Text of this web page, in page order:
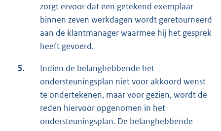
zorgt ervoor dat een getekend exemplaar
binnen zeven werkdagen wordt geretourneerd
aan de klantmanager waarmee hij het gesprek
heeft gevoerd.
5.
Indien de belanghebbende het
ondersteuningsplan niet voor akkoord wenst
te ondertekenen, maar voor gezien, wordt de
reden hiervoor opgenomen in het
ondersteuningsplan. De belanghebbende